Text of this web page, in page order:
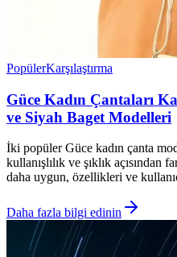
PopülerKarşılaştırma
Güce Kadın Çantaları
ve Siyah Baget Modelleri
İki popüler Güce kadın çanta
kullanışlılık ve şıklık açısından
daha uygun, özellikleri ve
Daha fazla bilgi edinin